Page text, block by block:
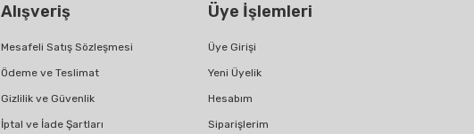
Alışveriş
Mesafeli Satış Sözleşmesi
Ödeme ve Teslimat
Gizlilik ve Güvenlik
İptal ve İade Şartları
Üye İşlemleri
Üye Girişi
Yeni Üyelik
Hesabım
Siparişlerim